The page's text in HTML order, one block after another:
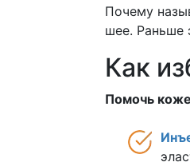
Почему
шее. Раньше
Как
Помочь